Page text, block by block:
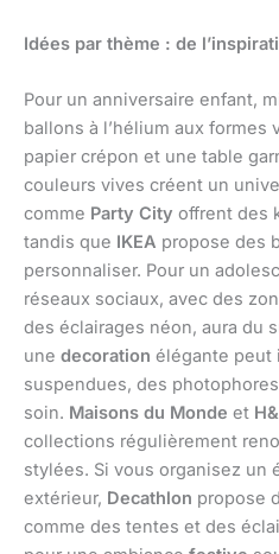
Idées par thème : de
Pour un anniversaire enfant,
ballons à l’hélium aux formes
papier crépon et une table
couleurs vives créent un
comme Party City offrent des
tandis que IKEA propose des
personnaliser. Pour un
réseaux sociaux, avec des
des éclairages néon, aura du
une decoration élégante peut
suspendues, des
soin. Maisons du Monde et
collections régulièrement
stylées. Si vous organisez un
extérieur, Decathlon propose
comme des tentes et des